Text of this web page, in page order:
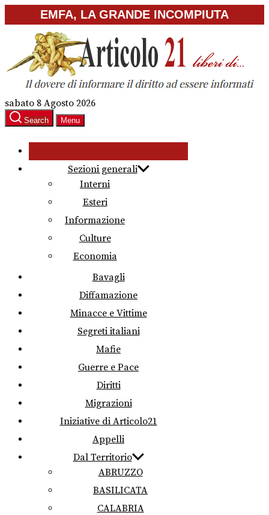
to
content
EMFA, LA GRANDE INCOMPIUTA
sabato 8 Agosto 2026
Search Menu
Sezioni generali
Interni
Esteri
Informazione
Culture
Economia
Bavagli
Diffamazione
Minacce e Vittime
Segreti italiani
Mafie
Guerre e Pace
Diritti
Migrazioni
Iniziative di Articolo21
Appelli
Dal Territorio
ABRUZZO
BASILICATA
CALABRIA